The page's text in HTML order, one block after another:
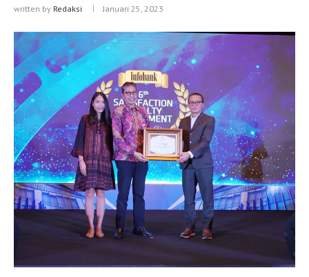
written by Redaksi Januari 25, 2023